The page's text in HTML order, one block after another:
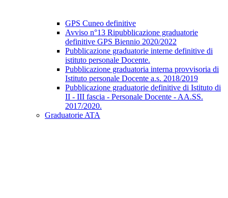
GPS Cuneo definitive
Avviso n°13 Ripubblicazione graduatorie
definitive GPS Biennio 2020/2022
Pubblicazione graduatorie interne definitive di
istituto personale Docente.
Pubblicazione graduatoria interna provvisoria di
Istituto personale Docente a.s. 2018/2019
Pubblicazione graduatorie definitive di Istituto di
II - III fascia - Personale Docente - AA.SS.
2017/2020.
Graduatorie ATA